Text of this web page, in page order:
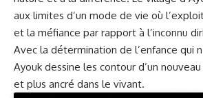
aux limites d’un mode de vie où
et la méfiance par rapport à l’inconnu
Avec la détermination de l’enfance qui
Ayouk dessine les contour d’un
et plus ancré dans le vivant.